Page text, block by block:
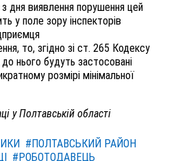
дня виявлення порушення цей
у поле зору інспекторів
то, згідно зі ст. 265 Кодексу
до нього будуть застосовані
розмірі мінімальної
у Полтавській області
#ПОЛТАВСЬКИЙ РАЙОН
#РОБОТОДАВЕЦЬ